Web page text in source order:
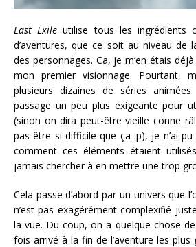
Last Exile utilise tous les ingrédients
d’aventures, que ce soit au niveau de
des personnages. Ca, je m’en étais
mon premier visionnage. Pourtant,
plusieurs dizaines de séries
passage un peu plus exigeante pour
(sinon on dira peut-être vieille conne
pas être si difficile que ça :p), je n’ai pu
comment ces éléments étaient
jamais chercher à en mettre une trop
Cela passe d’abord par un univers que
n’est pas exagérément complexifié
la vue. Du coup, on a quelque chose
fois arrivé à la fin de l’aventure les